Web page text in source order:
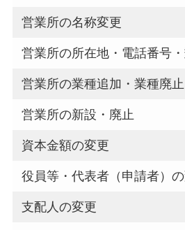
営業所の名称変更
営業所の所在地・電話番号
営業所の業種追加・業種廃止
営業所の新設・廃止
資本金額の変更
役員等・代表者（申請者）
支配人の変更